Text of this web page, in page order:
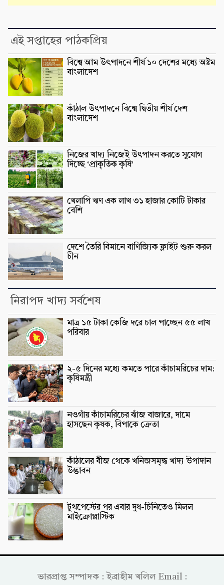
এই সপ্তাহের পাঠকপ্রিয়
বিশ্বে আম উৎপাদনে শীর্ষ ১০ দেশের মধ্যে অষ্টম
বাংলাদেশ
কাঁঠাল উৎপাদনে বিশ্বে দ্বিতীয় শীর্ষ দেশ
বাংলাদেশ
নিজের খাদ্য নিজেই উৎপাদন করতে সুযোগ
দিচ্ছে ‘প্রাকৃতিক কৃষি’
খেলাপি ঋণ এক লাখ ৩১ হাজার কোটি টাকার
বেশি
দেশে তৈরি বিমানে বাণিজ্যিক ফ্লাইট শুরু করল
চীন
নিরাপদ খাদ্য সর্বশেষ
মাত্র ১৫ টাকা কেজি দরে চাল পাচ্ছেন ৫৫ লাখ
পরিবার
২-৫ দিনের মধ্যে কমতে পারে কাঁচামরিচের দাম:
কৃষিমন্ত্রী
নওগাঁয় কাঁচামরিচের ঝাঁজ বাজারে, দামে
হাসছেন কৃষক, বিপাকে ক্রেতা
কাঁঠালের বীজ থেকে খনিজসমৃদ্ধ খাদ্য উপাদান
উদ্ভাবন
টুথপেস্টের পর এবার দুধ-চিনিতেও মিলল
মাইক্রোপ্লাস্টিক
ভারপ্রাপ্ত সম্পাদক : ইব্রাহীম খলিল Email :